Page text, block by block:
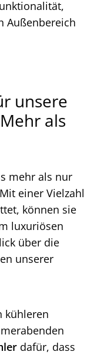
Außenbereich
unsere
als
mehr als nur
einer Vielzahl
können sie
luxuriösen
über die
unserer
kühleren
dafür, dass